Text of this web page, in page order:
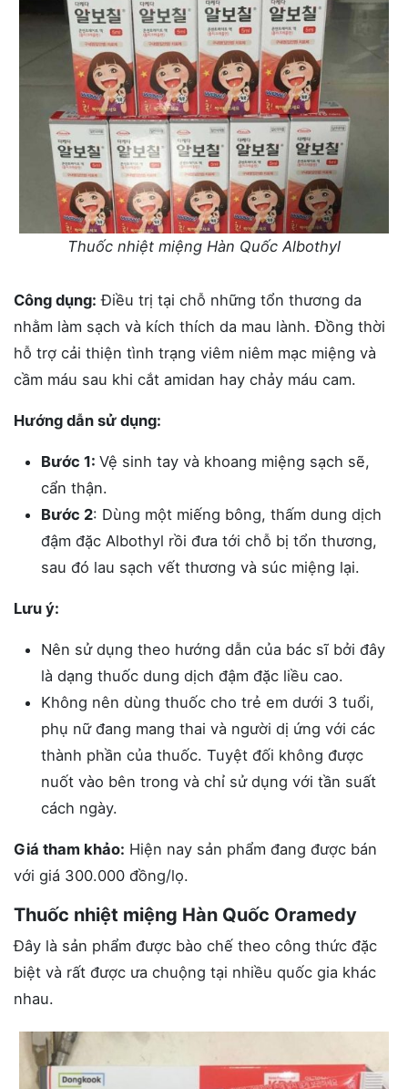
Thuốc nhiệt miệng Hàn Quốc Albothyl
Công dụng: Điều trị tại chỗ những tổn thương da
nhằm làm sạch và kích thích da mau lành. Đồng thời
hỗ trợ cải thiện tình trạng viêm niêm mạc miệng và
cầm máu sau khi cắt amidan hay chảy máu cam.
Hướng dẫn sử dụng:
Bước 1: Vệ sinh tay và khoang miệng sạch sẽ,
cẩn thận.
Bước 2: Dùng một miếng bông, thấm dung dịch
đậm đặc Albothyl rồi đưa tới chỗ bị tổn thương,
sau đó lau sạch vết thương và súc miệng lại.
Lưu ý:
Nên sử dụng theo hướng dẫn của bác sĩ bởi đây
là dạng thuốc dung dịch đậm đặc liều cao.
Không nên dùng thuốc cho trẻ em dưới 3 tuổi,
phụ nữ đang mang thai và người dị ứng với các
thành phần của thuốc. Tuyệt đối không được
nuốt vào bên trong và chỉ sử dụng với tần suất
cách ngày.
Giá tham khảo: Hiện nay sản phẩm đang được bán
với giá 300.000 đồng/lọ.
Thuốc nhiệt miệng Hàn Quốc Oramedy
Đây là sản phẩm được bào chế theo công thức đặc
biệt và rất được ưa chuộng tại nhiều quốc gia khác
nhau.